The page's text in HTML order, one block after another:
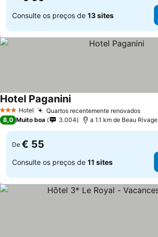
Consulte os preços de 13 sites
3 EstrelasHotel Quartos recentemente renovados
Hotel Paganini
8,0 Muito boa 3.004 a 1.1 km de Beau Rivage
De € 55
Consulte os preços de 11 sites